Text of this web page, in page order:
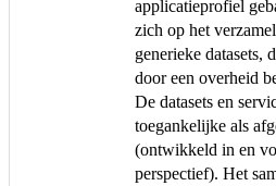
applicatieprofiel
zich op het
generieke datasets,
door een overheid
De datasets en
toegankelijke als
(ontwikkeld in en
perspectief). Het